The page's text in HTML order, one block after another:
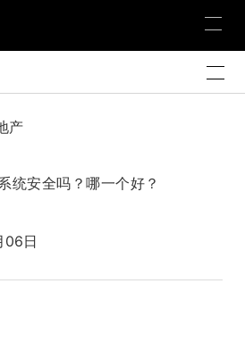
产
统安全吗？哪一个好？
06日